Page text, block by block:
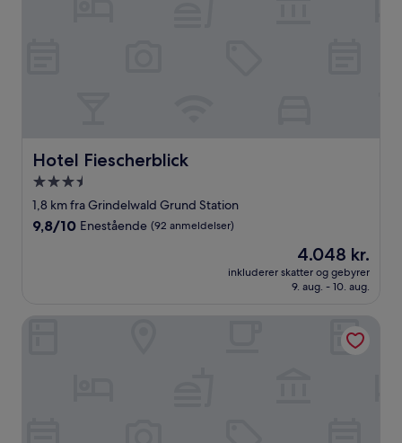
Hotel Fiescherblick
Hotel Fiescherblick
3.5-
stjernet
overnatningssted
1,8 km fra Grindelwald Grund Station
9.8
anmeldelser)
9,8/10 Enestående (92 anmeldelser)
Prisen
er
4.048 kr.
4.048 kr.
inkluderer skatter og gebyrer
9. aug. - 10. aug.